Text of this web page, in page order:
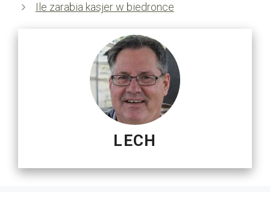
Ile zarabia kasjer w biedronce
LECH